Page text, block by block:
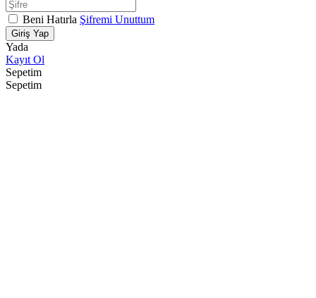
Beni Hatırla Şifremi Unuttum
Giriş Yap
Yada
Kayıt Ol
Sepetim
Sepetim